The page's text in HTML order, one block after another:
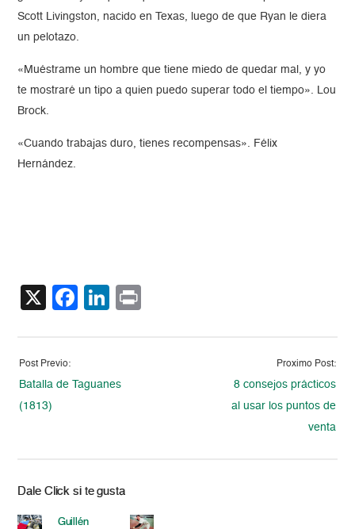
Scott Livingston, nacido en Texas, luego de que Ryan le diera
un pelotazo.
«Muéstrame un hombre que tiene miedo de quedar mal, y yo
te mostraré un tipo a quien puedo superar todo el tiempo». Lou
Brock.
«Cuando trabajas duro, tienes recompensas». Félix
Hernández.
X Facebook
LinkedIn
Post Previo:
Batalla de Taguanes
(1813)
Proximo Post:
8 consejos prácticos
al usar los puntos de
venta
Dale Click si te gusta
Guillén